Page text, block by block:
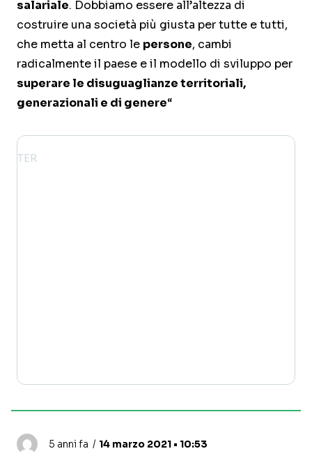
salariale. Dobbiamo essere all’altezza di
costruire una società più giusta per tutte e tutti,
che metta al centro le persone, cambi
radicalmente il paese e il modello di sviluppo per
superare le disuguaglianze territoriali,
generazionali e di genere“
5 anni fa 14 marzo 2021 • 10:53